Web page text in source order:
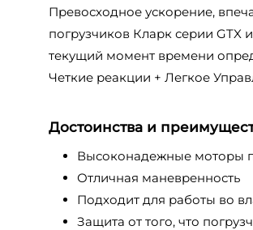
Превосходное ускорение,
погрузчиков Кларк серии
текущий момент времени
Четкие реакции + Легкое
Достоинства и
Высоконадежные моторы
Отличная маневренность
Подходит для работы во
Защита от того, что